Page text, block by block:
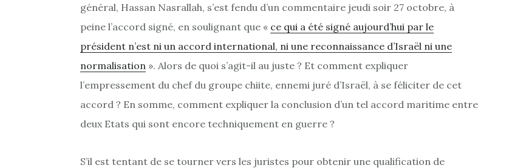
général, Hassan Nasrallah, s’est fendu d’un commentaire jeudi soir 27 octobre, à
peine l’accord signé, en soulignant que « ce qui a été signé aujourd’hui par le
président n’est ni un accord international, ni une reconnaissance d’Israël ni une
normalisation ». Alors de quoi s’agit-il au juste ? Et comment expliquer
l’empressement du chef du groupe chiite, ennemi juré d’Israël, à se féliciter de cet
accord ? En somme, comment expliquer la conclusion d’un tel accord maritime entre
deux Etats qui sont encore techniquement en guerre ?
S’il est tentant de se tourner vers les juristes pour obtenir une qualification de